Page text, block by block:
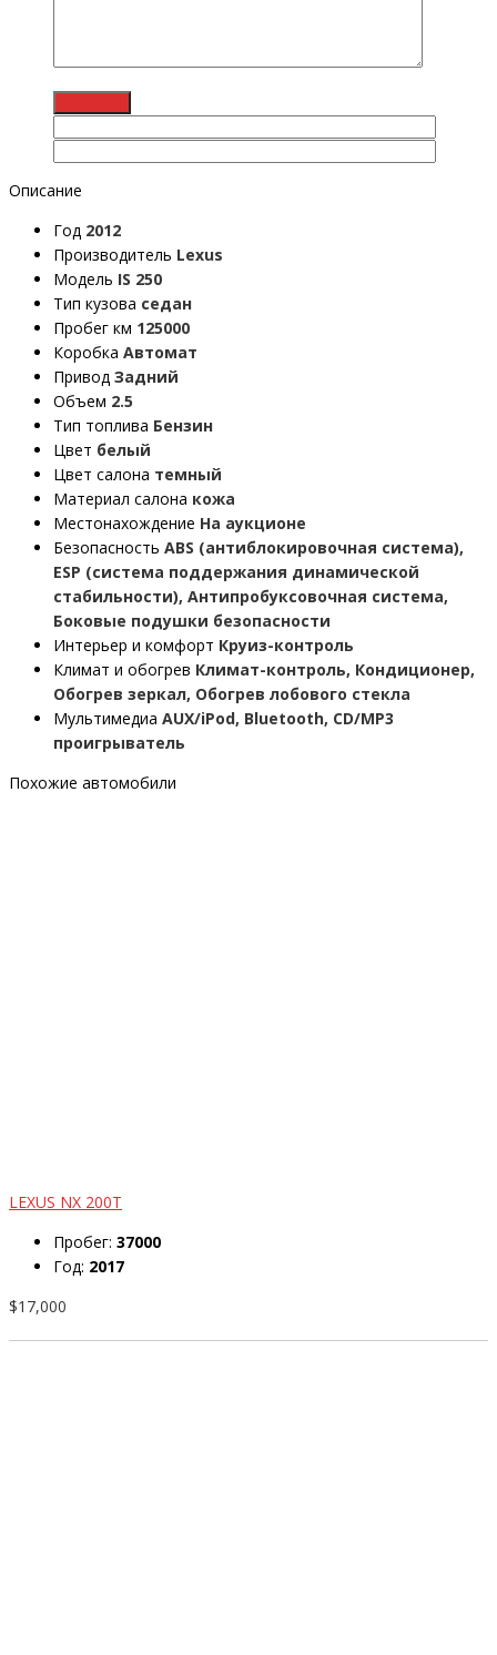
Описание
Год 2012
Производитель Lexus
Модель IS 250
Тип кузова седан
Пробег км 125000
Коробка Автомат
Привод Задний
Объем 2.5
Тип топлива Бензин
Цвет белый
Цвет салона темный
Материал салона кожа
Местонахождение На аукционе
Безопасность ABS (антиблокировочная система),
ESP (система поддержания динамической
стабильности), Антипробуксовочная система,
Боковые подушки безопасности
Интерьер и комфорт Круиз-контроль
Климат и обогрев Климат-контроль, Кондиционер,
Обогрев зеркал, Обогрев лобового стекла
Мультимедиа AUX/iPod, Bluetooth, CD/MP3
проигрыватель
Похожие автомобили
LEXUS NX 200T
Пробег: 37000
Год: 2017
$17,000